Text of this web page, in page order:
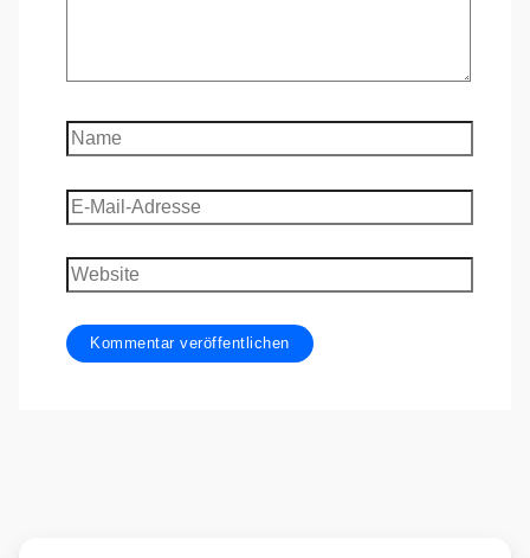
Name
E-
Mail-
Adresse
Website